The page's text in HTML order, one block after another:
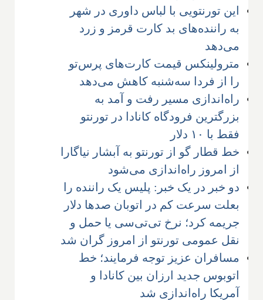
این تورنتویی با لباس داوری در شهر
به راننده‌های بد کارت قرمز و زرد
می‌دهد
مترولینکس قیمت کارت‌های پرس‌تو
را از فردا سه‌شنبه کاهش می‌دهد
راه‌اندازی مسیر رفت و آمد به
بزرگترین فرودگاه کانادا در تورنتو
فقط با ۱۰ دلار
خط قطار گو از تورنتو به آبشار نیاگارا
از امروز راه‌اندازی می‌شود
دو خبر در یک خبر: پلیس یک راننده را
بعلت سرعت کم در اتوبان صدها دلار
جریمه کرد؛ نرخ تی‌تی‌سی یا حمل و
نقل عمومی تورنتو از امروز گران شد
مسافران عزیز توجه فرمایند؛ خط
اتوبوس جدید ارزان بین کانادا و
آمریکا راه‌اندازی شد